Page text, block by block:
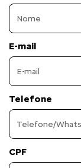
E-mail
Telefone
CPF